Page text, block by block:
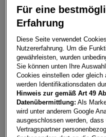
Golf Variant
6277 Zellberg
Leasing
€
Für eine
Erfahrung
Diese Seite verwendet
Nutzererfahrung. Um die
gewährleisten, wurden
Sie können unten Ihre
Cookies einstellen oder
werden Identifikationsdaten
Hinweis zur gemäß Art 49
Datenübermittlung: Als
wird unter anderem Google
ausgeschlossen werden,
Vertragspartner